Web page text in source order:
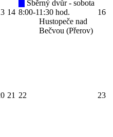
14
Sběrný dvůr - sobota
8:00-11:30 hod.
Hustopeče nad
Bečvou (Přerov)
16
21 22 23